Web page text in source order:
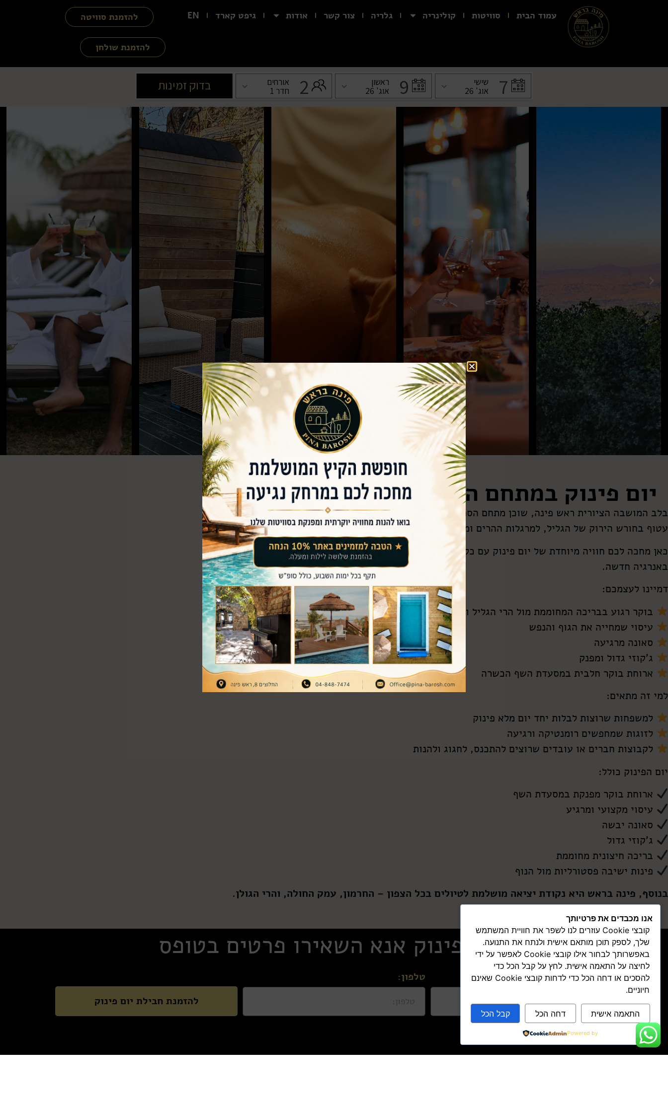
להזמנת סוויטה
להזמנת שולחן
עמוד הבית סוויטות קולינריה גלריה צור קשר אודות גיפט קארד EN
יום פינוק במתחם הספא והאירוח פינה בראש
בלב המושבה הציורית ראש פינה, שוכן מתחם הספא והאירוח "פינה בראש",
עטוף בחורש הירוק של הגליל, למרגלות ההרים ומול נוף עוצר נשימה של החרמון ועמק החולה.
כאן מחכה לכם חוויה מיוחדת של יום פינוק עם כל מה שצריך כדי להתנתק, להירגע ולמלא את הגוף והנפש
באנרגיה חדשה.
דמיינו לעצמכם:
בוקר רגוע בבריכה המחוממת מול הרי הגליל והגולן
עיסוי שמחייה את הגוף והנפש
סאונה מרגיעה
ג'קוזי גדול ומפנק
ארוחת בוקר חלבית במסעדת השף הכשרה
למי זה מתאים:
למשפחות שרוצות לבלות יחד יום מלא פינוק
לזוגות שמחפשים רומנטיקה ורגיעה
לקבוצות חברים או עובדים שרוצים להתכנס, לחגוג ולהנות
יום הפינוק כולל:
ארוחת בוקר מפנקת במסעדת השף
עיסוי מקצועי ומרגיע
סאונה יבשה
ג'קוזי גדול
בריכה חיצונית מחוממת
פינות ישיבה פסטורליות מול הנוף
בנוסף, פינה בראש היא נקודת יציאה מושלמת לטיולים בכל הצפון – החרמון, עמק החולה, והרי הגולן.
ליום פינוק אנא השאירו פרטים בטופס
שם מלא:
טלפון:
להזמנת חבילת יום פינוק
אנו מכבדים את פרטיותך
קובצי Cookie עוזרים לנו לשפר את חוויית המשתמש
שלך, לספק תוכן מותאם אישית ולנתח את התנועה.
באפשרותך לבחור אילו קובצי Cookie לאפשר על ידי
לחיצה על התאמה אישית. לחץ על קבל הכל כדי
להסכים או דחה הכל כדי לדחות קובצי Cookie שאינם
חיוניים.
התאמה אישית דחה הכל קבל הכל
Powered by